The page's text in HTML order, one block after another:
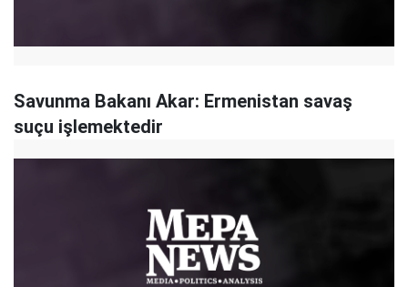
Savunma Bakanı Akar: Ermenistan savaş
suçu işlemektedir